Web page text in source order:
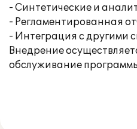
- Синтетические и
- Регламентированная
- Интеграция с другими
Внедрение
обслуживание